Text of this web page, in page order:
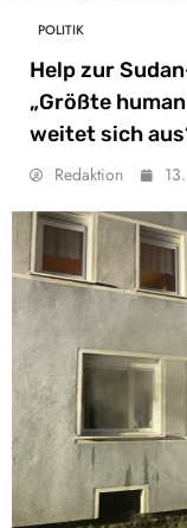
POLITIK
Help zur
„Größte
weitet sich
Redaktion